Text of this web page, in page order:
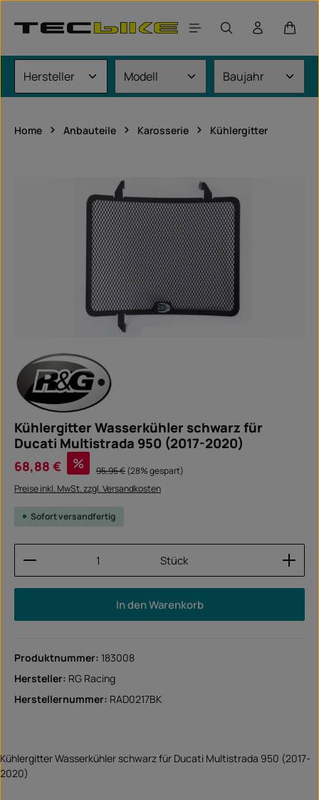
Home Anbauteile Karosserie Kühlergitter
Bildergalerie überspringen
Kühlergitter Wasserkühler schwarz für
Ducati Multistrada 950 (2017-2020)
Verkaufspreis:
68,88 € % Regulärer Preis:
95,95 €(28% gespart)
Preise inkl. MwSt. zzgl. Versandkosten
Sofort versandfertig
Produkt Anzahl: Gib den gewünschten Wert ein
Stück
In den Warenkorb
Produktnummer: 183008
Hersteller: RG Racing
Herstellernummer: RAD0217BK
Kühlergitter Wasserkühler schwarz für Ducati Multistrada 950 (2017-
2020)